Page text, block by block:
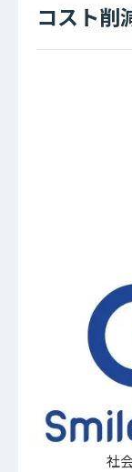
コスト削
社